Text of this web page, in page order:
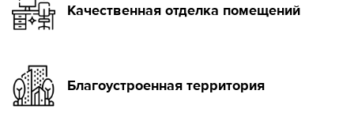
Качественная отделка помещений
Благоустроенная территория